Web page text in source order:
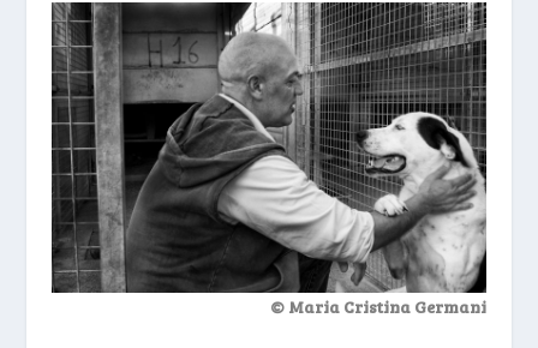
© Maria Cristina Germani